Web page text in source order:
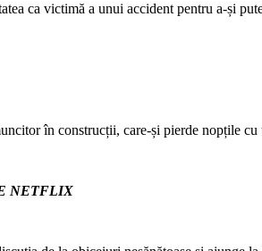
ca victimă a unui accident pentru a-și
în construcții, care-și pierde nopțile
NETFLIX